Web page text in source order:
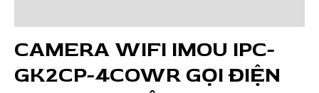
APP
THÔNG
số
CAMERA WIFI IMOU IPC-
GK2CP-4COWR GỌI ĐIỆN